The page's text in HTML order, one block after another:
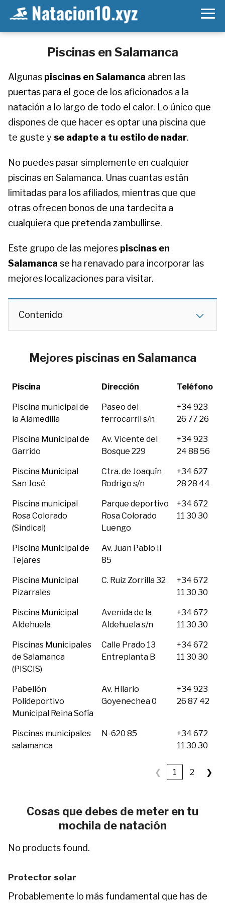
Piscinas en Salamanca
Algunas piscinas en Salamanca abren las
puertas para el goce de los aficionados a la
natación a lo largo de todo el calor. Lo único que
dispones de que hacer es optar una piscina que
te guste y se adapte a tu estilo de nadar.
No puedes pasar simplemente en cualquier
piscinas en Salamanca. Unas cuantas están
limitadas para los afiliados, mientras que que
otras ofrecen bonos de una tardecita a
cualquiera que pretenda zambullirse.
Este grupo de las mejores piscinas en
Salamanca se ha renavado para incorporar las
mejores localizaciones para visitar.
Contenido
Mejores piscinas en Salamanca
Piscina Dirección Teléfono
Piscina municipal de
la Alamedilla
Paseo del
ferrocarril s/n
+34 923
26 77 26
Piscina Municipal de
Garrido
Av. Vicente del
Bosque 229
+34 923
24 88 56
Piscina Municipal
San José
Ctra. de Joaquín
Rodrigo s/n
+34 627
28 28 44
Piscina municipal
Rosa Colorado
(Sindical)
Parque deportivo
Rosa Colorado
Luengo
+34 672
11 30 30
Piscina Municipal de
Tejares
Av. Juan Pablo II
85
Piscina Municipal
Pizarrales
C. Ruiz Zorrilla 32
+34 672
11 30 30
Piscina Municipal
Aldehuela
Avenida de la
Aldehuela s/n
+34 672
11 30 30
Piscinas Municipales
de Salamanca
(PISCIS)
Calle Prado 13
Entreplanta B
+34 672
11 30 30
Pabellón
Polideportivo
Municipal Reina Sofía
Av. Hilario
Goyenechea 0
+34 923
26 87 42
Piscinas municipales
salamanca
N-620 85
+34 672
11 30 30
❮ 1 2 ❯
Cosas que debes de meter en tu
mochila de natación
No products found.
Protector solar
Probablemente lo más fundamental que has de